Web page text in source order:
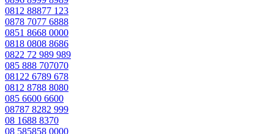
0812 88877 123
0878 7077 6888
0851 8668 0000
0818 0808 8686
0822 72 989 989
085 888 707070
08122 6789 678
0812 8788 8080
085 6600 6600
08787 8282 999
08 1688 8370
08 585858 0000